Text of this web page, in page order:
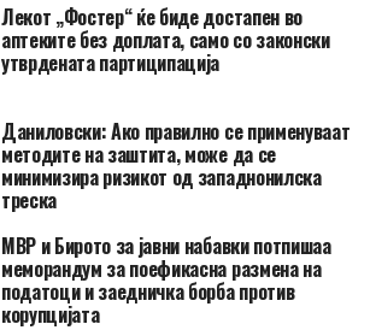
Лекот „Фостер“ ќе биде достапен во
аптеките без доплата, само со законски
утврдената партиципација
Даниловски: Ако правилно се применуваат
методите на заштита, може да се
минимизира ризикот од западнонилска
треска
МВР и Бирото за јавни набавки потпишаа
меморандум за поефикасна размена на
податоци и заедничка борба против
корупцијата